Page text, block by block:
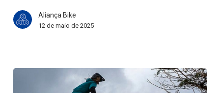
Aliança Bike
12 de maio de 2025